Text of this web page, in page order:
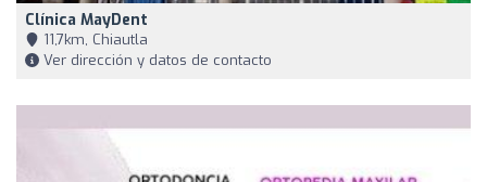
Clínica MayDent
11,7km, Chiautla
Ver dirección y datos de contacto